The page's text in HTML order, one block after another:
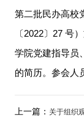
第二批民办高校
〔2022〕27 号
学院党建指导员
的简历。参会人
上一篇： 关于组织